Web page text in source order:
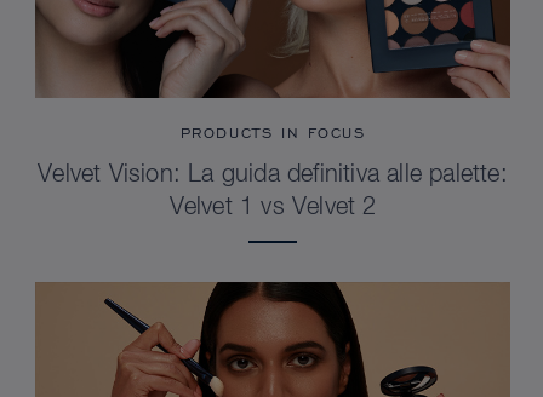
PRODUCTS IN FOCUS
Velvet Vision: La guida definitiva alle palette:
Velvet 1 vs Velvet 2